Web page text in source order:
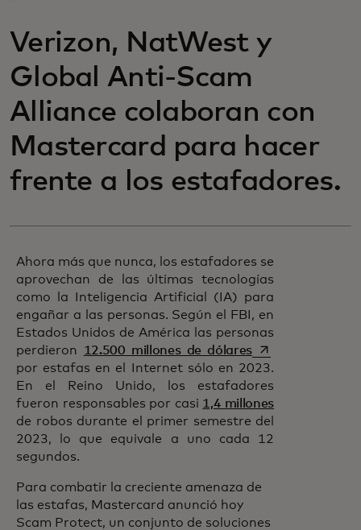
Verizon, NatWest y
Global Anti-Scam
Alliance colaboran con
Mastercard para hacer
frente a los estafadores.
Ahora más que nunca, los estafadores se
aprovechan de las últimas tecnologías
como la Inteligencia Artificial (IA) para
engañar a las personas. Según el FBI, en
Estados Unidos de América las personas
perdieron 12.500 millones de dólaresse abre en una
por estafas en el Internet sólo en 2023.
En el Reino Unido, los estafadores
fueron responsables por casi 1,4 millones
de robos durante el primer semestre del
2023, lo que equivale a uno cada 12
segundos.
Para combatir la creciente amenaza de
las estafas, Mastercard anunció hoy
Scam Protect, un conjunto de soluciones